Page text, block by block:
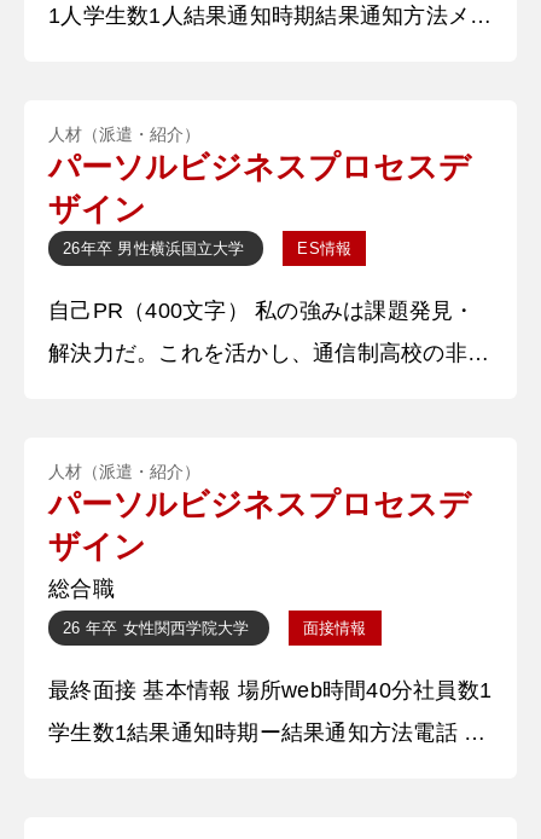
1人学生数1人結果通知時期結果通知方法メー
も、お客様目線で考えることを第一とし、多
くのお客様に感謝された経験があります。
【深掘質問】 アルバイトでは具体的にどの
ようなことを行ったのですか。 【深堀質問
回答】 販売
人材（派遣・紹介）
パーソルビジネスプロセスデ
ザイン
26年卒 男性横浜国立大学 ES情報
自己PR（400文字） 私の強みは課題発見・
解決力だ。これを活かし、通信制高校の非常
出席率や学習意欲が低い原因は2つあると考
察した。1つ目は、授業が自己満足になって
いることである。指導方針や講師の教えたい
ことに囚われた結果、生徒が求めている「将
来が具体的にイメージできて、役に立つ授
業」から乖離していた。2つ目は
人材（派遣・紹介）
パーソルビジネスプロセスデ
ザイン
総合職
26 年卒 女性関西学院大学 面接情報
最終面接 基本情報 場所web時間40分社員数1
学生数1結果通知時期ー結果通知方法電話 質